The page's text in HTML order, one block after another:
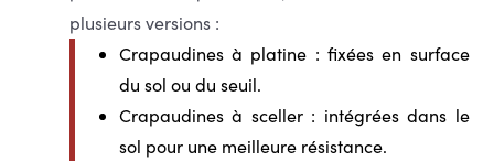
plusieurs versions :
Crapaudines à platine : fixées en surface
du sol ou du seuil.
Crapaudines à sceller: intégrées dans le
sol pour une meilleure résistance.